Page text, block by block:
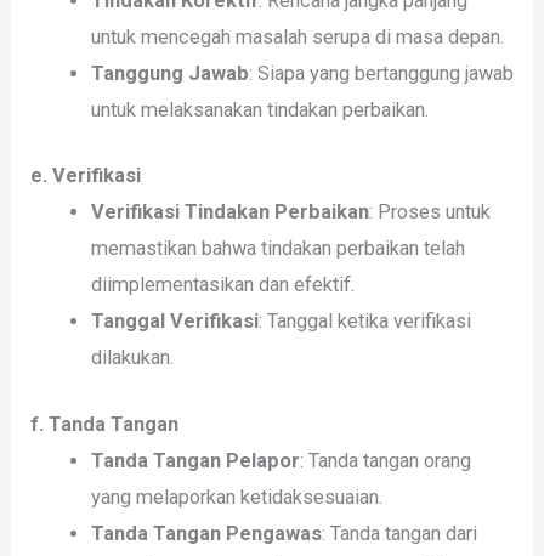
untuk mencegah masalah serupa di masa depan.
Tanggung Jawab: Siapa yang bertanggung jawab
untuk melaksanakan tindakan perbaikan.
e. Verifikasi
Verifikasi Tindakan Perbaikan: Proses untuk
memastikan bahwa tindakan perbaikan telah
diimplementasikan dan efektif.
Tanggal Verifikasi: Tanggal ketika verifikasi
dilakukan.
f. Tanda Tangan
Tanda Tangan Pelapor: Tanda tangan orang
yang melaporkan ketidaksesuaian.
Tanda Tangan Pengawas: Tanda tangan dari